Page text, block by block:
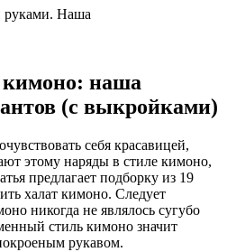
кимоно: наша
(с выкройками)
себя красавицей,
этому наряды в стиле кимоно,
предлагает подборку из 19
халат кимоно. Следует
никогда не являлось сугубо
стиль кимоно значит
рукавом.